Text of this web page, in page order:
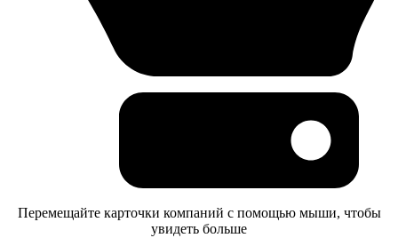
Перемещайте карточки компаний с помощью мыши, чтобы
увидеть больше